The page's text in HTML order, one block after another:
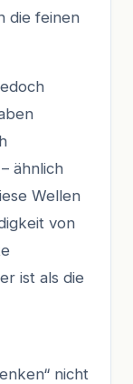
die feinen
ähnlich
Wellen
von
ist als die
nicht